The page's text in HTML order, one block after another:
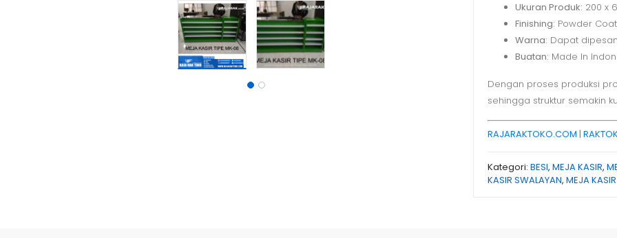
Ukuran Produk: 200 x
Finishing: Powder
Warna: Dapat
Buatan: Made In
Dengan proses produksi
sehingga struktur semakin
RAJARAKTOKO.COM |
Kategori: BESI, MEJA KASIR,
KASIR SWALAYAN, MEJA